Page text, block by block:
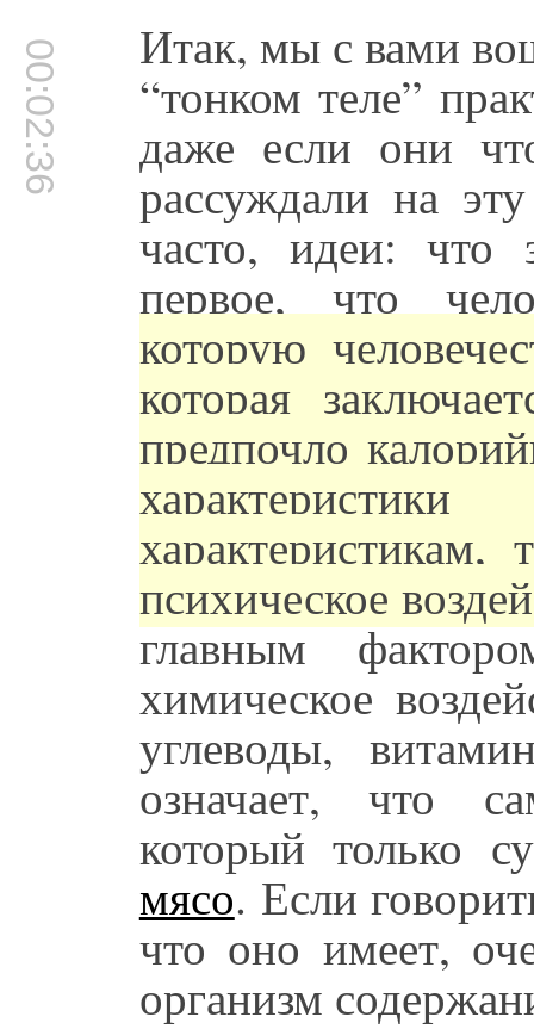
00:02:36 Итак, мы с вами
“тонком теле”
даже если они
рассуждали на
часто, идеи: что
первое, что
которую
которая
предпочло
характеристикам,
психическое
главным
химическое
углеводы,
означает, что
который только
мясо. Если
что оно имеет,
организм